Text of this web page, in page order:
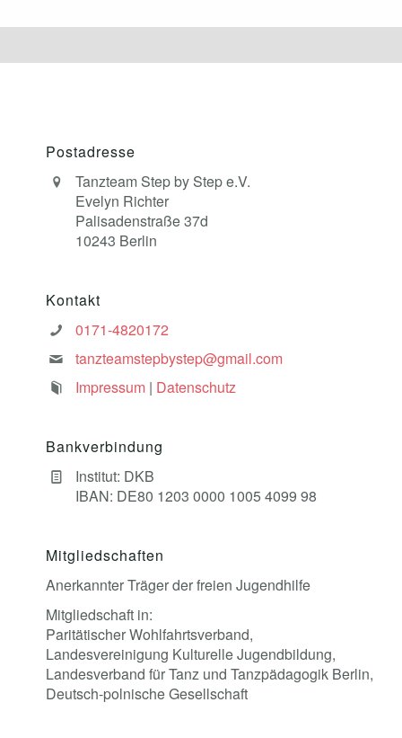
Postadresse
Tanzteam Step by Step e.V.
Evelyn Richter
Palisadenstraße 37d
10243 Berlin
Kontakt
0171-4820172
tanzteamstepbystep@gmail.com
Impressum | Datenschutz
Bankverbindung
Institut: DKB
IBAN: DE80 1203 0000 1005 4099 98
Mitgliedschaften
Anerkannter Träger der freien Jugendhilfe
Mitgliedschaft in:
Paritätischer Wohlfahrtsverband,
Landesvereinigung Kulturelle Jugendbildung,
Landesverband für Tanz und Tanzpädagogik Berlin,
Deutsch-polnische Gesellschaft